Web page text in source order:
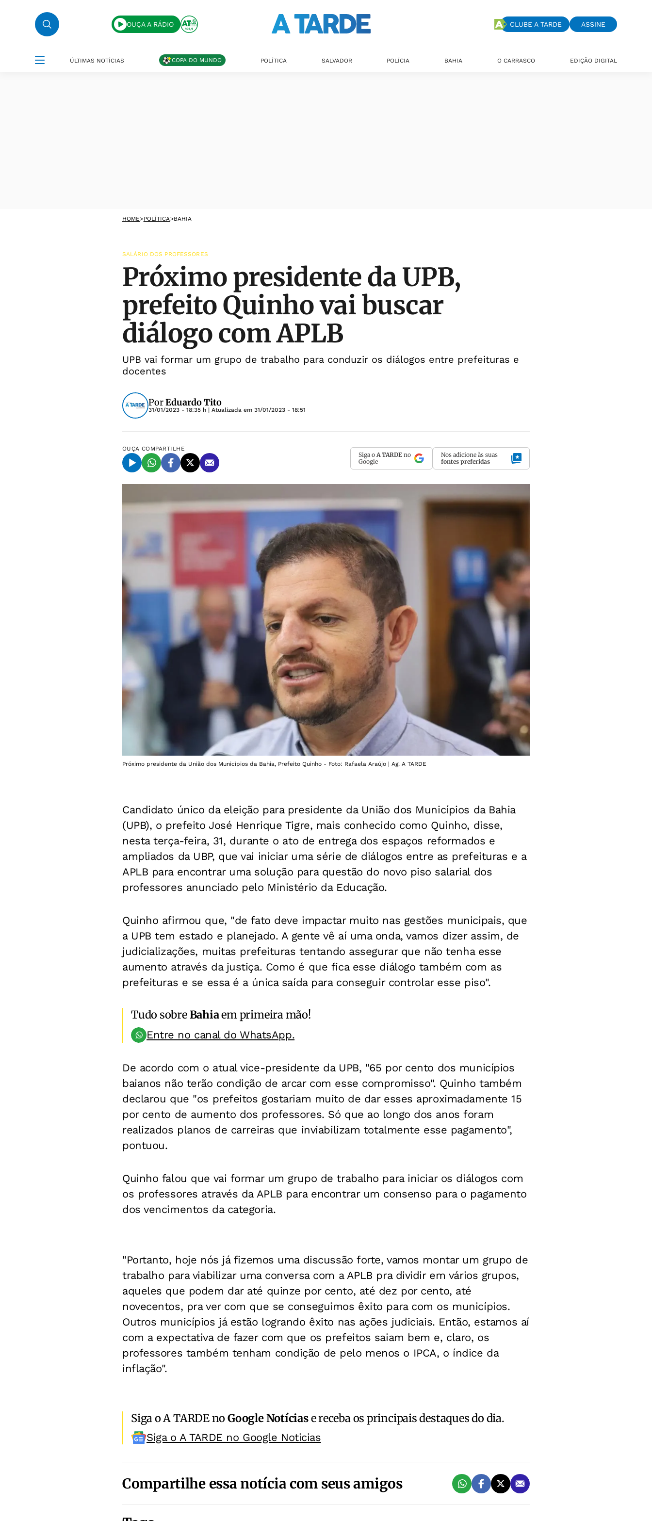
OUÇA A RÁDIO CLUBE A TARDE ASSINE
ÚLTIMAS NOTÍCIAS COPA DO MUNDO POLÍTICA SALVADOR POLÍCIA BAHIA O CARRASCO EDIÇÃO DIGITAL
HOME>POLÍTICA>BAHIA
SALÁRIO DOS PROFESSORES
Próximo presidente da UPB,
prefeito Quinho vai buscar
diálogo com APLB
UPB vai formar um grupo de trabalho para conduzir os diálogos entre prefeituras e
docentes
PorEduardo Tito
31/01/2023 - 18:35 h | Atualizada em 31/01/2023 - 18:51
OUÇA COMPARTILHE
Siga o A TARDE no
Google
Nos adicione às suas
fontes preferidas
Próximo presidente da União dos Municípios da Bahia, Prefeito Quinho - Foto: Rafaela Araújo | Ag. A TARDE
Candidato único da eleição para presidente da União dos Municípios da Bahia
(UPB), o prefeito José Henrique Tigre, mais conhecido como Quinho, disse,
nesta terça-feira, 31, durante o ato de entrega dos espaços reformados e
ampliados da UBP, que vai iniciar uma série de diálogos entre as prefeituras e a
APLB para encontrar uma solução para questão do novo piso salarial dos
professores anunciado pelo Ministério da Educação.
Quinho afirmou que, "de fato deve impactar muito nas gestões municipais, que
a UPB tem estado e planejado. A gente vê aí uma onda, vamos dizer assim, de
judicializações, muitas prefeituras tentando assegurar que não tenha esse
aumento através da justiça. Como é que fica esse diálogo também com as
prefeituras e se essa é a única saída para conseguir controlar esse piso".
Tudo sobreBahiaem primeira mão!
Entre no canal do WhatsApp.
De acordo com o atual vice-presidente da UPB, "65 por cento dos municípios
baianos não terão condição de arcar com esse compromisso". Quinho também
declarou que "os prefeitos gostariam muito de dar esses aproximadamente 15
por cento de aumento dos professores. Só que ao longo dos anos foram
realizados planos de carreiras que inviabilizam totalmente esse pagamento",
pontuou.
Quinho falou que vai formar um grupo de trabalho para iniciar os diálogos com
os professores através da APLB para encontrar um consenso para o pagamento
dos vencimentos da categoria.
"Portanto, hoje nós já fizemos uma discussão forte, vamos montar um grupo de
trabalho para viabilizar uma conversa com a APLB pra dividir em vários grupos,
aqueles que podem dar até quinze por cento, até dez por cento, até
novecentos, pra ver com que se conseguimos êxito para com os municípios.
Outros municípios já estão logrando êxito nas ações judiciais. Então, estamos aí
com a expectativa de fazer com que os prefeitos saiam bem e, claro, os
professores também tenham condição de pelo menos o IPCA, o índice da
inflação".
Siga o A TARDE noGoogle Notíciase receba os principais destaques do dia.
Siga o A TARDE no Google Noticias
Compartilhe essa notícia com seus amigos